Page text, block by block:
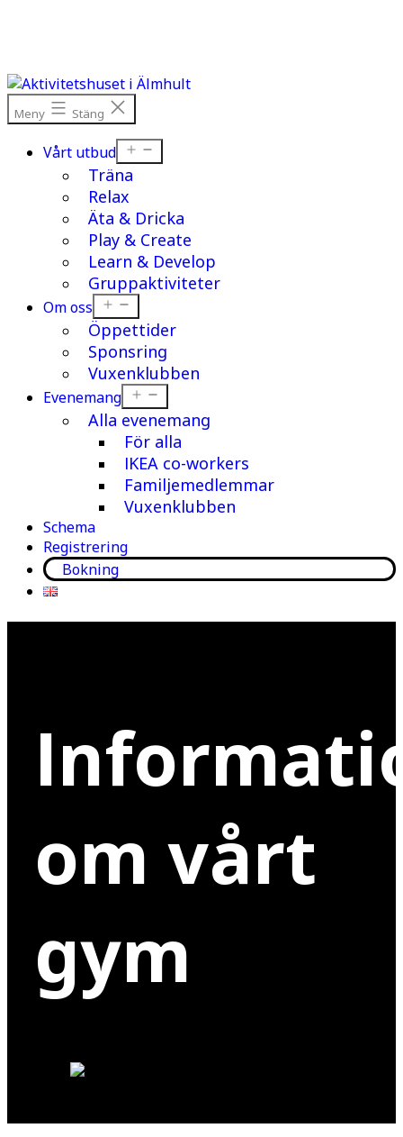
Meny Stäng
Vårt utbud
meny
Träna
Relax
Äta & Dricka
Play & Create
Learn & Develop
Gruppaktiviteter
Om oss
meny
Öppettider
Sponsring
Vuxenklubben
Evenemang
meny
Alla evenemang
För alla
IKEA co-workers
Familjemedlemmar
Vuxenklubben
Schema
Registrering
Bokning
om vårt
gym